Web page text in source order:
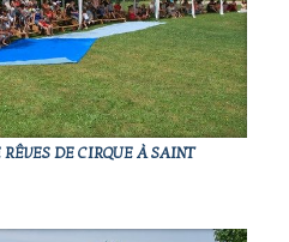
DE CIRQUE À SAINT